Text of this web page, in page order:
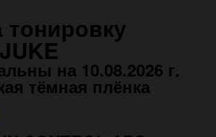
на 10.08.2026 г.
тёмная плёнка